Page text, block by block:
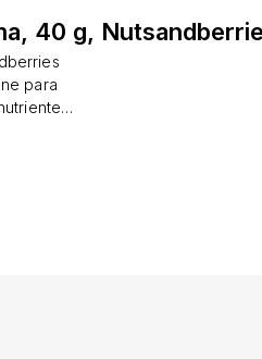
40 g,
para
deje al